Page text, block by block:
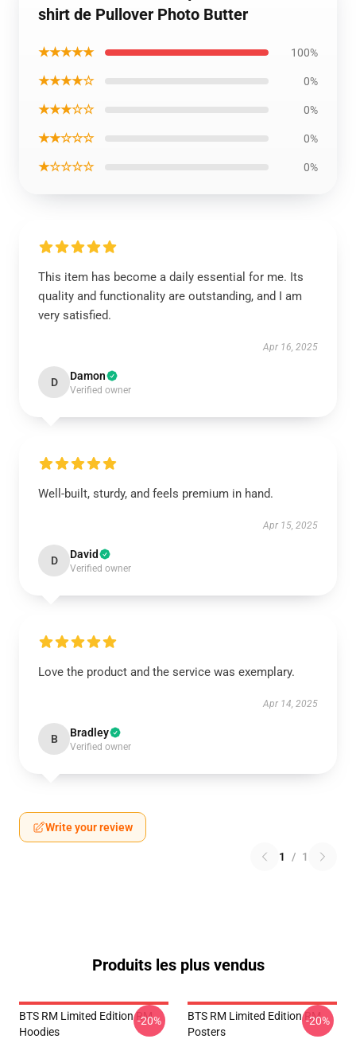
shirt de Pullover Photo Butter
★★★★★ 100%
★★★★☆ 0%
★★★☆☆ 0%
★★☆☆☆ 0%
★☆☆☆☆ 0%
This item has become a daily essential for me. Its
quality and functionality are outstanding, and I am
very satisfied.
Apr 16, 2025
D Damon
Verified owner
Well-built, sturdy, and feels premium in hand.
Apr 15, 2025
D David
Verified owner
Love the product and the service was exemplary.
Apr 14, 2025
B Bradley
Verified owner
Write your review
1 / 1
Produits les plus vendus
BTS RM Limited Edition RM
Hoodies
-20%
BTS RM Limited Edition RM
Posters
-20%